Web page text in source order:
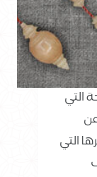
التي
التي